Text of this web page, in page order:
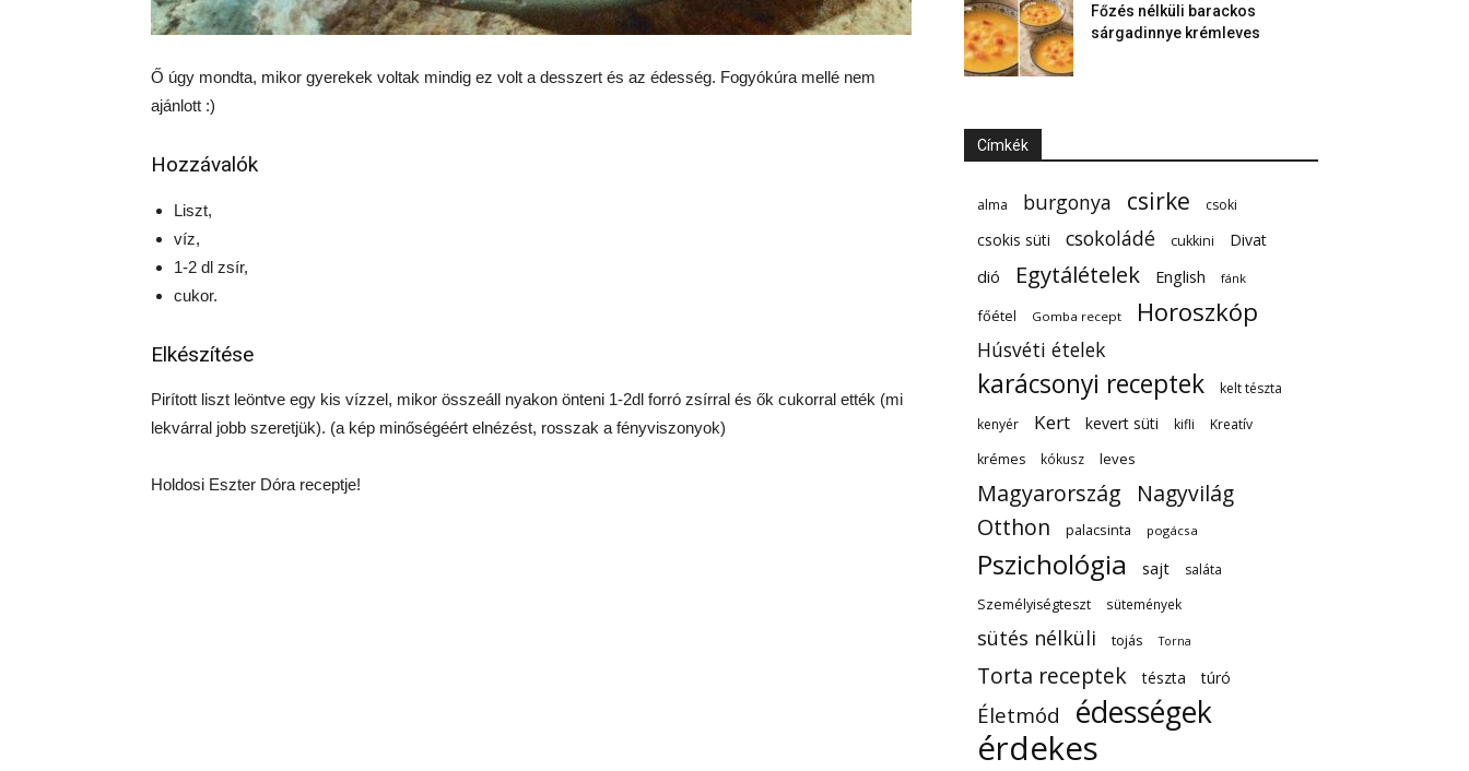
Ő úgy mondta, mikor gyerekek voltak mindig ez volt a desszert és az édesség. Fogyókúra mellé nem
ajánlott :)
Hozzávalók
Liszt,
víz,
1-2 dl zsír,
cukor.
Elkészítése
Pirított liszt leöntve egy kis vízzel, mikor összeáll nyakon önteni 1-2dl forró zsírral és ők cukorral ették (mi
lekvárral jobb szeretjük). (a kép minőségéért elnézést, rosszak a fényviszonyok)
Holdosi Eszter Dóra receptje!
Főzés nélküli barackos
sárgadinnye krémleves
Címkék
alma burgonya csirke csoki
csokis süti csokoládé cukkini Divat
dió Egytálételek English fánk
főétel Gomba recept Horoszkóp
Húsvéti ételek
karácsonyi receptek
kelt tészta
kenyér
Kert kevert süti kifli
Kreatív
krémes
kókusz leves
Magyarország
Nagyvilág
Otthon
palacsinta pogácsa
Pszichológia sajt
saláta
Személyiségteszt
sütemények
sütés nélküli tojás Torna
Torta receptek tészta túró
Életmód édességek
érdekes